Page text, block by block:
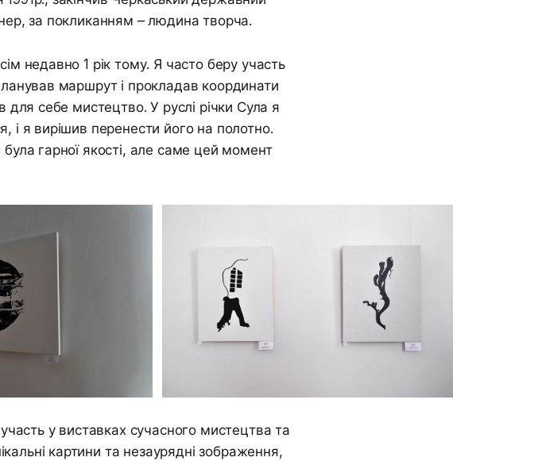
за покликанням – людина творча.
недавно 1 рік тому. Я часто беру участь
маршрут і прокладав координати
себе мистецтво. У руслі річки Сула я
і я вирішив перенести його на полотно.
гарної якості, але саме цей момент
у виставках сучасного мистецтва та
картини та незаурядні зображення,